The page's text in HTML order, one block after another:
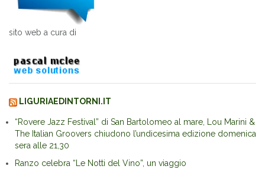
sito web a cura di
LIGURIAEDINTORNI.IT
“Rovere Jazz Festival” di San Bartolomeo al mare, Lou Marini &
The Italian Groovers chiudono l’undicesima edizione domenica
sera alle 21,30
Ranzo celebra “Le Notti del Vino”, un viaggio